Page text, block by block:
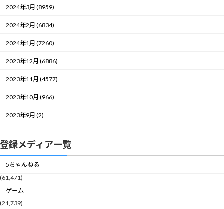
2024年3月 (8959)
2024年2月 (6834)
2024年1月 (7260)
2023年12月 (6886)
2023年11月 (4577)
2023年10月 (966)
2023年9月 (2)
登録メディア一覧
5ちゃんねる
(61,471)
ゲーム
(21,739)